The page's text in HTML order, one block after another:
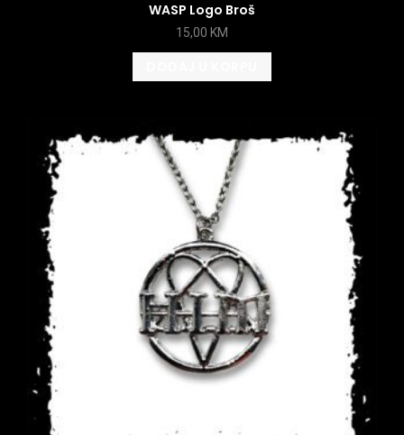
WASP Logo Broš
15,00 KM